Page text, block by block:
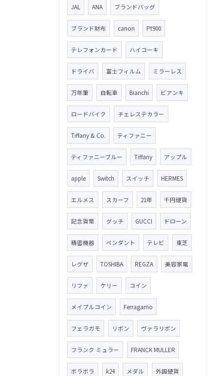
JAL ANA ブランドバッグ
ブランド財布 canon Pt900
テレフォンカード ハイコーキ
ドライバ 富士フィルム ミラーレス
万年筆 自転車 Bianchi ビアンキ
ロードバイク チェレステカラー
Tiffany & Co. ティファニー
ティファニーブルー Tiffany アップル
apple Switch スイッチ HERMES
エルメス スカーフ 21年 千円硬貨
記念貨幣 グッチ GUCCI ドローン
精密機器 ペンダント テレビ 東芝
レグザ TOSHIBA REGZA 美容家電
リファ ケリー コイン
メイプルコイン Ferragamo
フェラガモ リボン ヴァラリボン
フランク ミュラー FRANCK MULLER
ボラボラ k24 メダル 外国硬貨